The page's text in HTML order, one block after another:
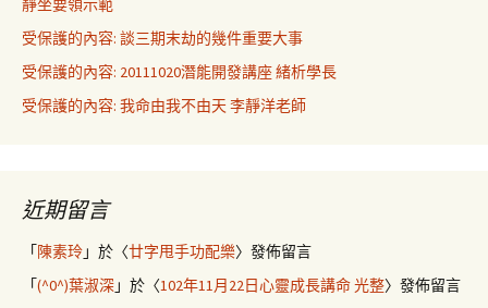
靜坐要領示範
受保護的內容: 談三期末劫的幾件重要大事
受保護的內容: 20111020潛能開發講座 緒析學長
受保護的內容: 我命由我不由天 李靜洋老師
近期留言
「陳素玲」於〈廿字甩手功配樂〉發佈留言
「(^0^)葉淑深」於〈102年11月22日心靈成長講命 光整〉發佈留言